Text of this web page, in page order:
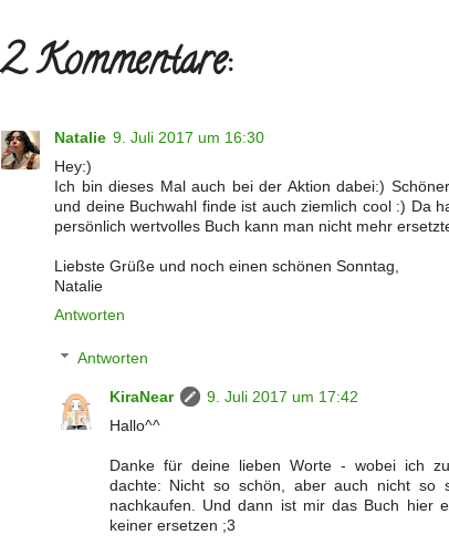
2 Kommentare:
Natalie 9. Juli 2017 um 16:30
Hey:)
Ich bin dieses Mal auch bei der Aktion dabei:)
und deine Buchwahl finde ist auch ziemlich cool :) Da
persönlich wertvolles Buch kann man nicht mehr
Liebste Grüße und noch einen schönen Sonntag,
Natalie
Antworten
Antworten
KiraNear
9. Juli 2017 um 17:42
Hallo^^
Danke für deine lieben Worte - wobei ich
dachte: Nicht so schön, aber auch nicht so
nachkaufen. Und dann ist mir das Buch hier
keiner ersetzen ;3